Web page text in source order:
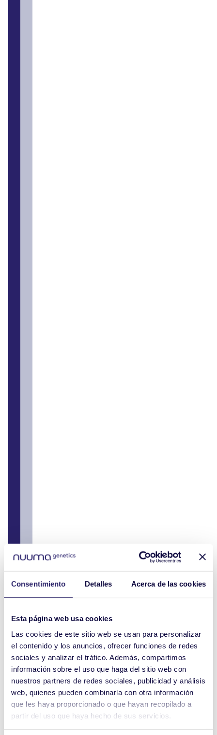
Consentimiento Detalles Acerca de las cookies
Esta página web usa cookies
Las cookies de este sitio web se usan para personalizar
el contenido y los anuncios, ofrecer funciones de redes
sociales y analizar el tráfico. Además, compartimos
información sobre el uso que haga del sitio web con
nuestros partners de redes sociales, publicidad y análisis
web, quienes pueden combinarla con otra información
que les haya proporcionado o que hayan recopilado a
partir del uso que haya hecho de sus servicios.